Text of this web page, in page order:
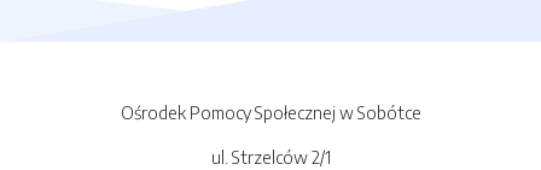
Ośrodek Pomocy Społecznej w Sobótce
ul. Strzelców 2/1